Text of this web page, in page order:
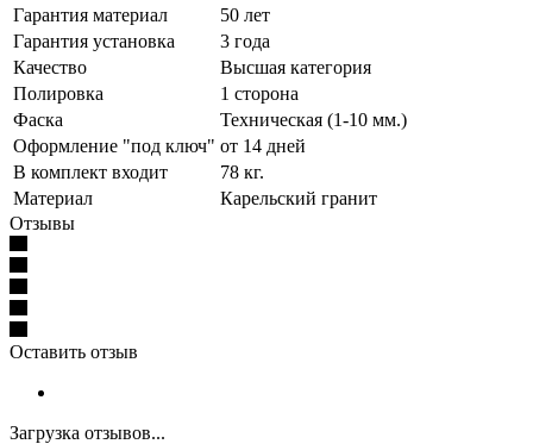
Гарантия материал
50 лет
Гарантия установка
3 года
Качество
Высшая категория
Полировка
1 сторона
Фаска
Техническая (1-10 мм.)
Оформление "под ключ" от 14 дней
В комплект входит
78 кг.
Материал
Карельский гранит
Отзывы
Оставить отзыв
Загрузка отзывов...